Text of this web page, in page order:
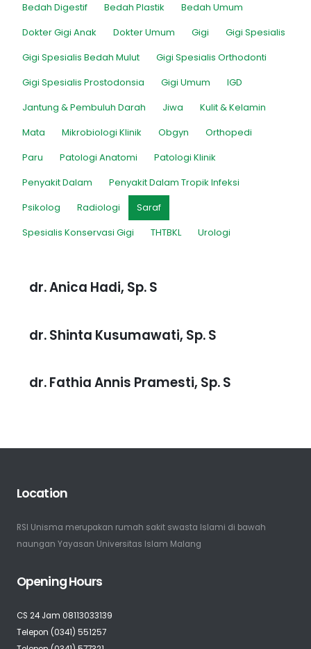
Bedah Digestif
Bedah Plastik
Bedah Umum
Dokter Gigi Anak
Dokter Umum Gigi
Gigi Spesialis
Gigi Spesialis Bedah Mulut
Gigi Spesialis Orthodonti
Gigi Spesialis Prostodonsia
Gigi Umum
IGD
Jantung & Pembuluh Darah
Jiwa
Kulit & Kelamin
Mata
Mikrobiologi Klinik Obgyn
Orthopedi
Paru
Patologi Anatomi
Patologi Klinik
Penyakit Dalam
Penyakit Dalam Tropik Infeksi
Psikolog
Radiologi
Saraf
Spesialis Konservasi Gigi
THTBKL Urologi
dr. Anica Hadi, Sp. S
dr. Shinta Kusumawati, Sp. S
dr. Fathia Annis Pramesti, Sp. S
Location
RSI Unisma merupakan rumah sakit swasta Islami di bawah
naungan Yayasan Universitas Islam Malang
Opening Hours
CS 24 Jam 08113033139
Telepon (0341) 551257